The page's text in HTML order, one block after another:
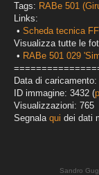
Tags: RABe 501
Links:
• Scheda tecnica
Visualizza tutte le
• RABe 501 029
Data di
ID immagine: 3432 (
Visualizzazioni: 765
Segnala qui dei dati
Sandro